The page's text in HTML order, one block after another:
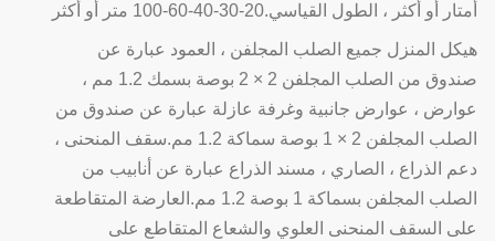
أمتار أو أكثر ، الطول القياسي.20-30-40-60-100 متر أو أكثر
هيكل المنزل جميع الصلب المجلفن ، العمود عبارة عن
صندوق من الصلب المجلفن 2 × 2 بوصة بسمك 1.2 مم ،
عوارض ، عوارض جانبية وغرفة عازلة عبارة عن صندوق من
الصلب المجلفن 2 × 1 بوصة سماكة 1.2 مم.سقف المنحنى ،
دعم الذراع ، الصاري ، مسند الذراع عبارة عن أنابيب من
الصلب المجلفن بسماكة 1 بوصة 1.2 مم.العارضة المتقاطعة
على السقف المنحنى العلوي والشعاع المتقاطع على